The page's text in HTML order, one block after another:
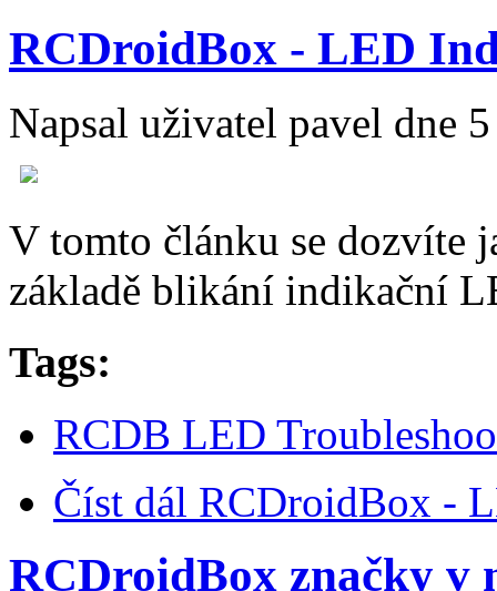
RCDroidBox - LED
Napsal uživatel pavel dne
V tomto článku se dozvíte
základě blikání indikační
Tags:
RCDB LED
Číst dál RCDroidBox -
RCDroidBox značky v